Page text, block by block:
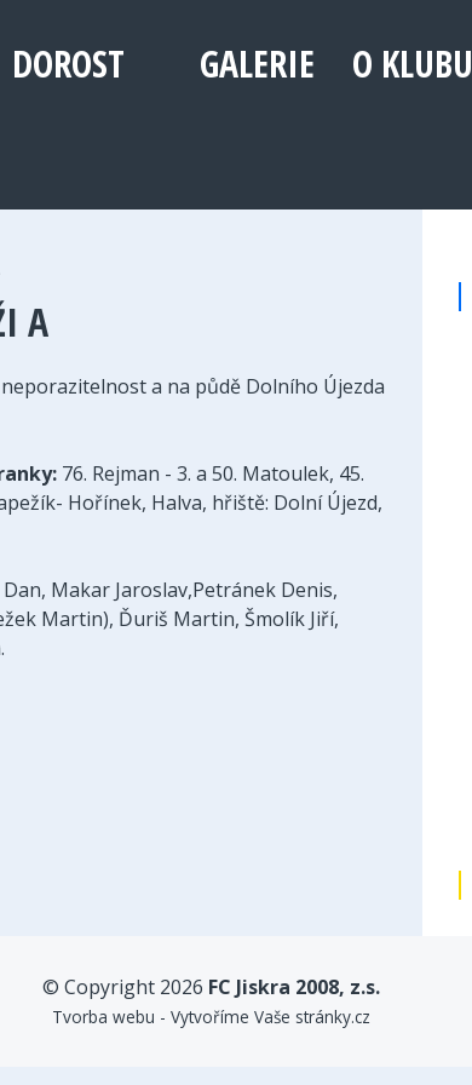
DOROST GALERIE O KLUBU
A
a na půdě Dolního Újezda
76. Rejman - 3. a 50. Matoulek, 45.
Hořínek, Halva, hřiště: Dolní Újezd,
Makar Jaroslav,Petránek Denis,
Martin), Ďuriš Martin, Šmolík Jiří,
© Copyright 2026 FC Jiskra 2008, z.s.
Tvorba webu - Vytvoříme Vaše stránky.cz